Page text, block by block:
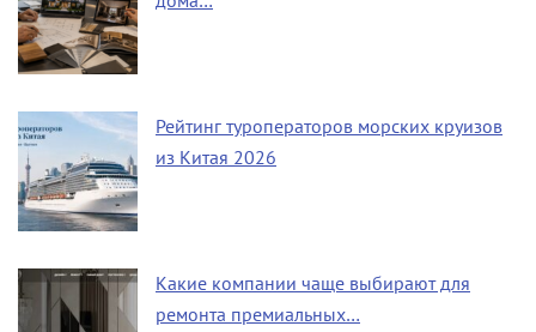
Рейтинг туроператоров морских круизов
из Китая 2026
Какие компании чаще выбирают для
ремонта премиальных…